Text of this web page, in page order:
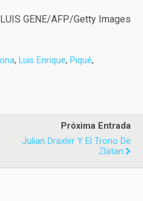
GENE/AFP/Getty Images
, Luis Enrique, Piqué,
Próxima Entrada
Julian Draxler Y El Trono De
Zlatan